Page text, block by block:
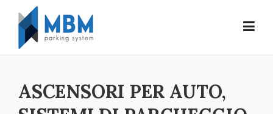
Skip to content
ASCENSORI PER AUTO,